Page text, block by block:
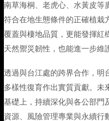
南草海桐、老虎心、水黃皮等
符合在地生態條件的正確植栽
覆蓋與棲地品質，更能發揮紅
天然禦災韌性，也能進一步維
透過與台江處的跨界合作，明
多樣性復育作出實質貢獻。未
基礎上，持續深化與各公部門
資源、風險管理專業與永續行